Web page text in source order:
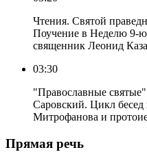
Чтения. Святой
Поучение в Неделю 9-ю
священник Леонид
03:30
"Православные
Саровский. Цикл бесед
Митрофанова и
Прямая речь